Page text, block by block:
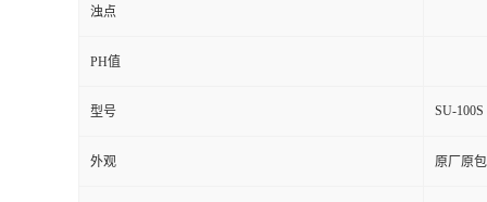
浊点
PH值
型号 SU-100S
外观 原厂原包